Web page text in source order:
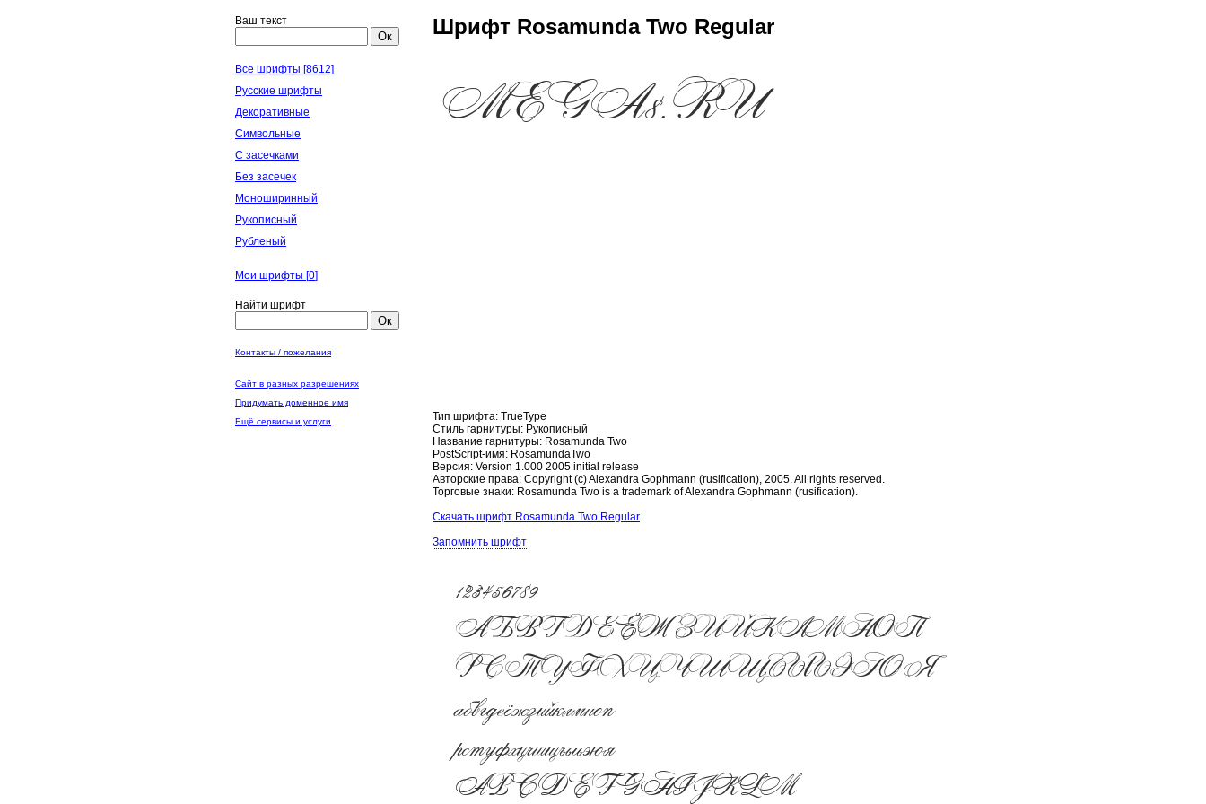
Ваш текст
Ок
Все шрифты [8612]
Русские шрифты
Декоративные
Символьные
С засечками
Без засечек
Моноширинный
Рукописный
Рубленый
Мои шрифты [0]
Найти шрифт
Ок
Контакты / пожелания
Сайт в разных разрешениях
Придумать доменное имя
Ещё сервисы и услуги
Шрифт Rosamunda Two Regular
Тип шрифта: TrueType
Стиль гарнитуры: Рукописный
Название гарнитуры: Rosamunda Two
PostScript-имя: RosamundaTwo
Версия: Version 1.000 2005 initial release
Авторские права: Copyright (c) Alexandra Gophmann (rusification), 2005. All rights reserved.
Торговые знаки: Rosamunda Two is a trademark of Alexandra Gophmann (rusification).
Скачать шрифт Rosamunda Two Regular
Запомнить шрифт